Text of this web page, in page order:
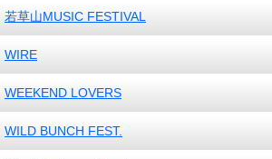
若草山MUSIC FESTIVAL
WIRE
WEEKEND LOVERS
WILD BUNCH FEST.